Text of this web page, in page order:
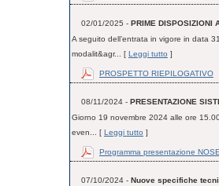
02/01/2025 - PRIME DISPOSIZIONI
A seguito dell’entrata in vigore in data
modalit&agr... [ Leggi tutto ]
PROSPETTO RIEPILOGATIVO
08/11/2024 - PRESENTAZIONE
Giorno 19 novembre 2024 alle ore
even... [ Leggi tutto ]
Programma presentazione NOSE
07/10/2024 - Nuove specifiche